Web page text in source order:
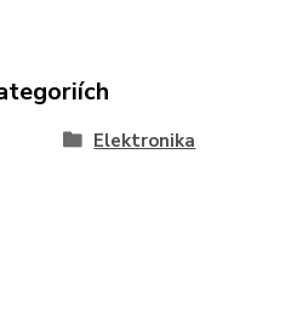
Elektronika